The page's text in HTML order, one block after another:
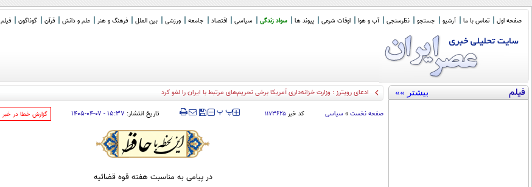
صفحه اول تماس با ما آرشیو جستجو نظرسنجی آب و هوا اوقات شرعی پیوند ها سواد زندگی سیاسی اقتصاد جامعه ورزشی بین الملل فرهنگ و هنر علم و دانش قرآن گوناگون فیلم
فیلم بیشتر »» میراث زرین قرن نوزده_
صفحه نخست » سیاسی کد خبر ۱۱۷۳۶۲۵ ‍‍‍ پ پ تاریخ انتشار: ۱۵:۳۷ - ۰۷-۰۴-۱۴۰۵ ‌گزارش خطا در خبر
در پیامی به مناسبت هفته قوه قضائیه